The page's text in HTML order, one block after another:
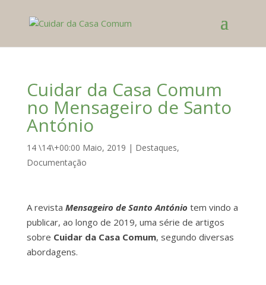
Cuidar da Casa Comum
no Mensageiro de Santo
António
14 \14\+00:00 Maio, 2019 | Destaques,
Documentação
A revista Mensageiro de Santo António tem vindo a
publicar, ao longo de 2019, uma série de artigos
sobre Cuidar da Casa Comum, segundo diversas
abordagens.